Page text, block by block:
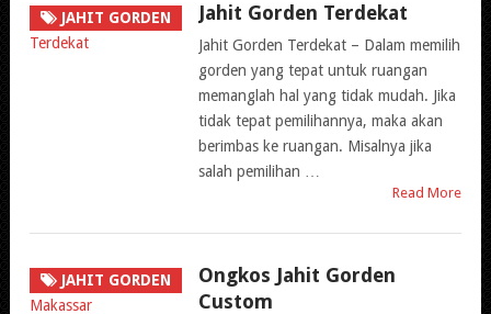
JAHIT GORDEN Jahit Gorden Terdekat
Jahit Gorden Terdekat – Dalam memilih
gorden yang tepat untuk ruangan
memanglah hal yang tidak mudah. Jika
tidak tepat pemilihannya, maka akan
berimbas ke ruangan. Misalnya jika
salah pemilihan …
Read More
JAHIT GORDEN
Ongkos Jahit Gorden
Custom